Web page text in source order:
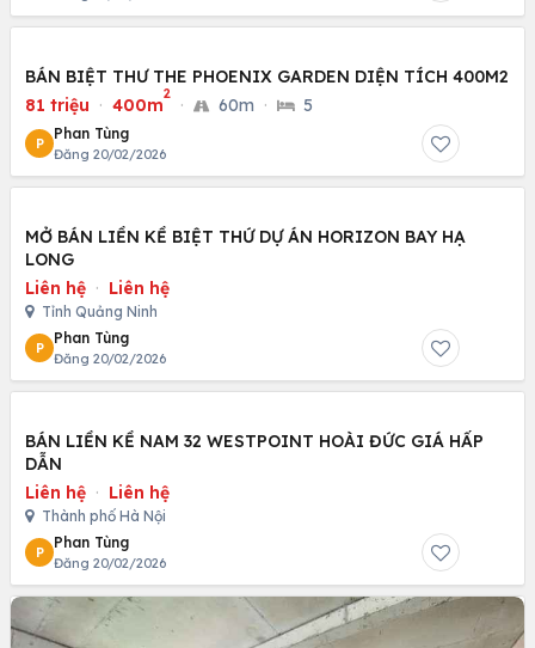
BÁN BIỆT THƯ THE PHOENIX GARDEN DIỆN TÍCH 400M2
81 triệu · 400m
2
· 60m · 5
P
Phan Tùng
Đăng 20/02/2026
MỞ BÁN LIỀN KỀ BIỆT THỨ DỰ ÁN HORIZON BAY HẠ
LONG
Liên hệ · Liên hệ
Tỉnh Quảng Ninh
P
Phan Tùng
Đăng 20/02/2026
BÁN LIỀN KỀ NAM 32 WESTPOINT HOÀI ĐỨC GIÁ HẤP
DẪN
Liên hệ · Liên hệ
Thành phố Hà Nội
P
Phan Tùng
Đăng 20/02/2026